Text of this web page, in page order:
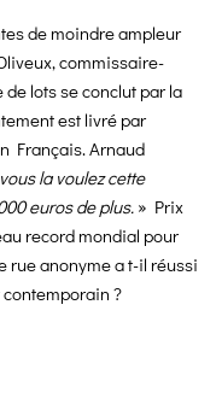
de moindre ampleur
commissaire-
lots se conclut par la
est livré par
Français. Arnaud
la voulez cette
euros de plus. » Prix
record mondial pour
rue anonyme a t-il réussi
contemporain ?